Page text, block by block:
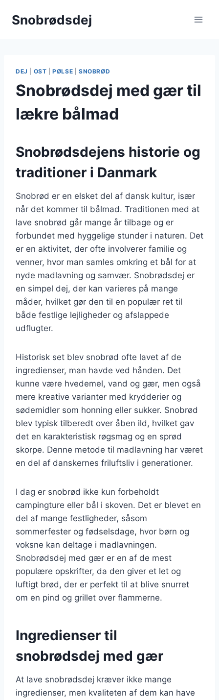
Snobrødsdej
DEJ OST |PØLSE SNOBRØD
Snobrødsdej med gær til
lækre bålmad
Snobrødsdejens historie og
traditioner i Danmark
Snobrød er en elsket del af dansk kultur, især
når det kommer til bålmad. Traditionen med at
lave snobrød går mange år tilbage og er
forbundet med hyggelige stunder i naturen. Det
er en aktivitet, der ofte involverer familie og
venner, hvor man samles omkring et bål for at
nyde madlavning og samvær. Snobrødsdej er
en simpel dej, der kan varieres på mange
måder, hvilket gør den til en populær ret til
både festlige lejligheder og afslappede
udflugter.
Historisk set blev snobrød ofte lavet af de
ingredienser, man havde ved hånden. Det
kunne være hvedemel, vand og gær, men også
mere kreative varianter med krydderier og
sødemidler som honning eller sukker. Snobrød
blev typisk tilberedt over åben ild, hvilket gav
det en karakteristisk røgsmag og en sprød
skorpe. Denne metode til madlavning har været
en del af danskernes friluftsliv i generationer.
I dag er snobrød ikke kun forbeholdt
campingture eller bål i skoven. Det er blevet en
del af mange festligheder, såsom
sommerfester og fødselsdage, hvor børn og
voksne kan deltage i madlavningen.
Snobrødsdej med gær er en af de mest
populære opskrifter, da den giver et let og
luftigt brød, der er perfekt til at blive snurret
om en pind og grillet over flammerne.
Ingredienser til
snobrødsdej med gær
At lave snobrødsdej kræver ikke mange
ingredienser, men kvaliteten af dem kan have